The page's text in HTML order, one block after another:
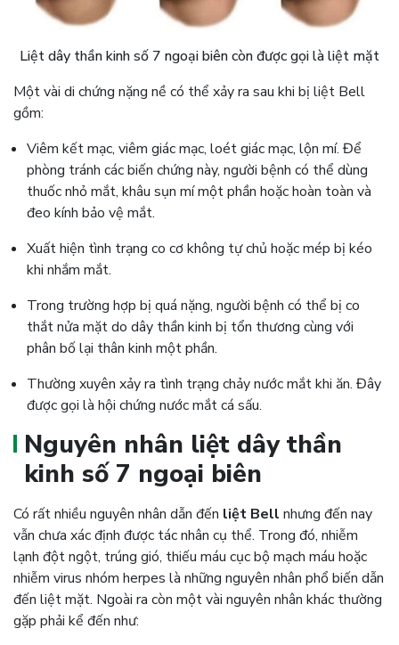
Liệt dây thần kinh số 7 ngoại biên còn được gọi là liệt mặt
Một vài di chứng nặng nề có thể xảy ra sau khi bị liệt Bell
gồm:
Viêm kết mạc, viêm giác mạc, loét giác mạc, lộn mí. Để
phòng tránh các biến chứng này, người bệnh có thể dùng
thuốc nhỏ mắt, khâu sụn mí một phần hoặc hoàn toàn và
đeo kính bảo vệ mắt.
Xuất hiện tình trạng co cơ không tự chủ hoặc mép bị kéo
khi nhắm mắt.
Trong trường hợp bị quá nặng, người bệnh có thể bị co
thắt nửa mặt do dây thần kinh bị tổn thương cùng với
phân bố lại thân kinh một phần.
Thường xuyên xảy ra tình trạng chảy nước mắt khi ăn. Đây
được gọi là hội chứng nước mắt cá sấu.
Nguyên nhân liệt dây thần
kinh số 7 ngoại biên
Có rất nhiều nguyên nhân dẫn đến liệt Bell nhưng đến nay
vẫn chưa xác định được tác nhân cụ thể. Trong đó, nhiễm
lạnh đột ngột, trúng gió, thiếu máu cục bộ mạch máu hoặc
nhiễm virus nhóm herpes là những nguyên nhân phổ biến dẫn
đến liệt mặt. Ngoài ra còn một vài nguyên nhân khác thường
gặp phải kể đến như: